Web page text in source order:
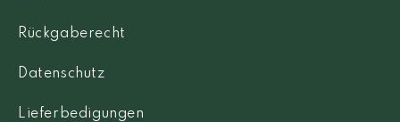
Rückgaberecht
Datenschutz
Lieferbedigungen